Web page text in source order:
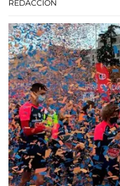
REDACCIÓN